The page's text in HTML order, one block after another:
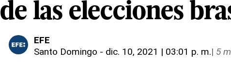
de las elecciones
EFE
Santo Domingo - dic. 10, 2021 | 03:01 p. m.| 5